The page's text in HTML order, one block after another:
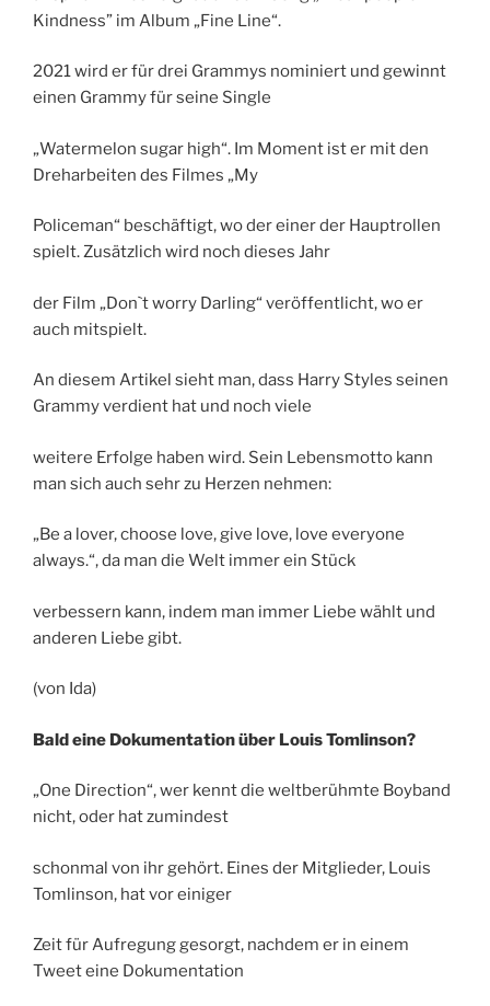
Kindness” im Album „Fine Line“.
2021 wird er für drei Grammys nominiert und gewinnt
einen Grammy für seine Single
„Watermelon sugar high“. Im Moment ist er mit den
Dreharbeiten des Filmes „My
Policeman“ beschäftigt, wo der einer der Hauptrollen
spielt. Zusätzlich wird noch dieses Jahr
der Film „Don`t worry Darling“ veröffentlicht, wo er
auch mitspielt.
An diesem Artikel sieht man, dass Harry Styles seinen
Grammy verdient hat und noch viele
weitere Erfolge haben wird. Sein Lebensmotto kann
man sich auch sehr zu Herzen nehmen:
„Be a lover, choose love, give love, love everyone
always.“, da man die Welt immer ein Stück
verbessern kann, indem man immer Liebe wählt und
anderen Liebe gibt.
(von Ida)
Bald eine Dokumentation über Louis Tomlinson?
„One Direction“, wer kennt die weltberühmte Boyband
nicht, oder hat zumindest
schonmal von ihr gehört. Eines der Mitglieder, Louis
Tomlinson, hat vor einiger
Zeit für Aufregung gesorgt, nachdem er in einem
Tweet eine Dokumentation